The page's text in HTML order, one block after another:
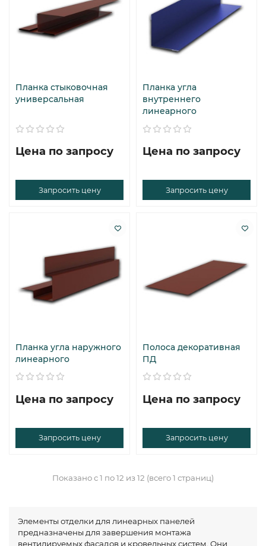
Планка стыковочная
универсальная
Цена по запросу
Запросить цену
Планка угла
внутреннего
линеарного
Цена по запросу
Запросить цену
Планка угла наружного
линеарного
Цена по запросу
Запросить цену
Полоса декоративная
ПД
Цена по запросу
Запросить цену
Показано с 1 по 12 из 12 (всего 1 страниц)
Элементы отделки для линеарных панелей
предназначены для завершения монтажа
вентилируемых фасадов и кровельных систем. Они